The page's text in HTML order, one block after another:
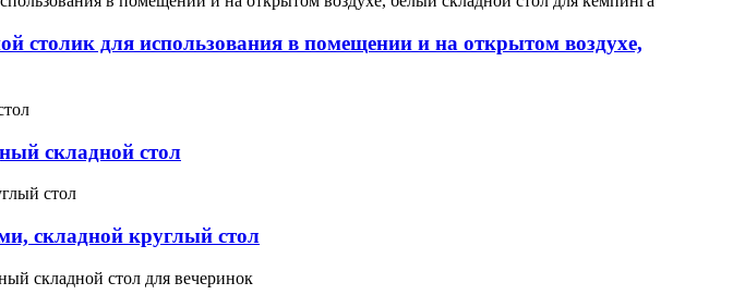
для использования в помещении и на открытом воздухе,
складной стол
складной круглый стол